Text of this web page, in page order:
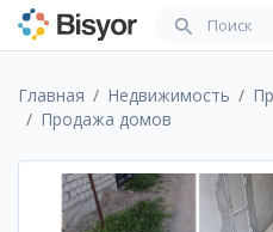
Главная Недвижимость
Продажа домов